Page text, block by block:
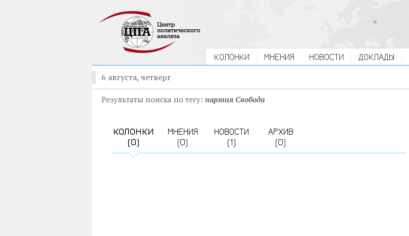
КОЛОНКИ МНЕНИЯ НОВОСТИ ДОКЛАДЫ
6 августа, четверг
Результаты поиска по тегу: партия Свобода
КОЛОНКИ
(0)
МНЕНИЯ
(0)
НОВОСТИ
(1)
АРХИВ
(0)